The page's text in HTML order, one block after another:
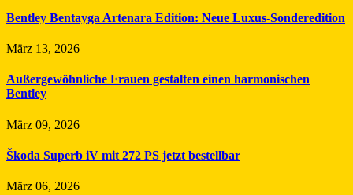
Bentley Bentayga Artenara Edition: Neue Luxus-Sonderedition
März 13, 2026
Außergewöhnliche Frauen gestalten einen harmonischen
Bentley
März 09, 2026
Škoda Superb iV mit 272 PS jetzt bestellbar
März 06, 2026